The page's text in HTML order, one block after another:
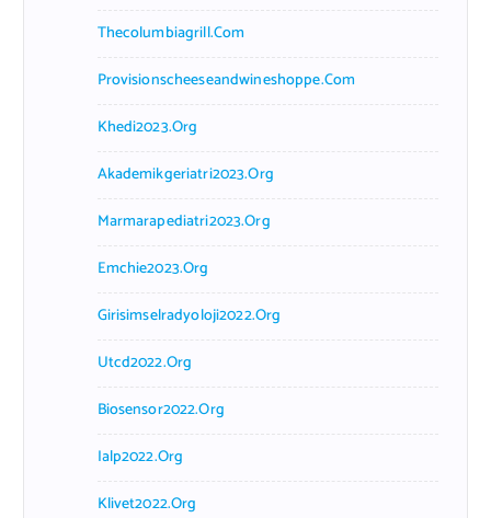
Thecolumbiagrill.com
Provisionscheeseandwineshoppe.com
Khedi2023.org
Akademikgeriatri2023.org
Marmarapediatri2023.org
Emchie2023.org
Girisimselradyoloji2022.org
Utcd2022.org
Biosensor2022.org
Ialp2022.org
Klivet2022.org